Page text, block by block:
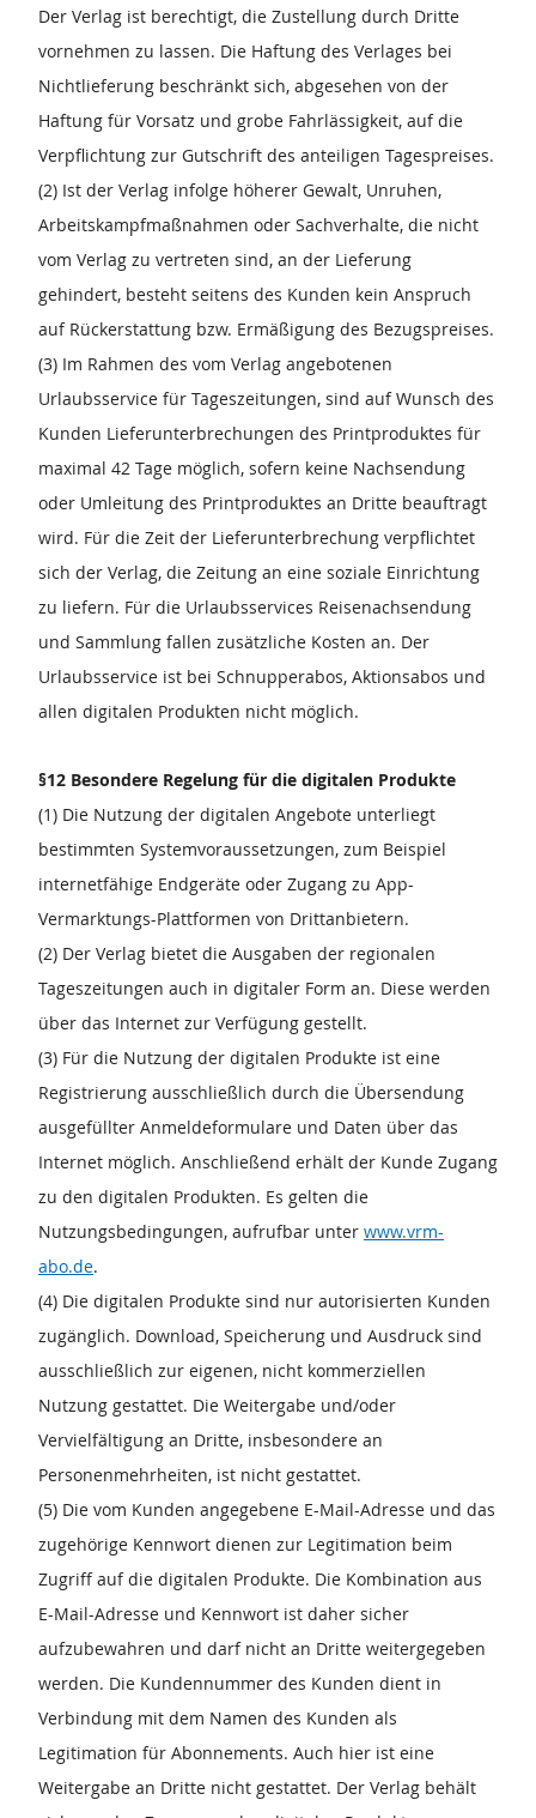
Der Verlag ist berechtigt, die Zustellung durch Dritte
vornehmen zu lassen. Die Haftung des Verlages bei
Nichtlieferung beschränkt sich, abgesehen von der
Haftung für Vorsatz und grobe Fahrlässigkeit, auf die
Verpflichtung zur Gutschrift des anteiligen Tagespreises.
(2) Ist der Verlag infolge höherer Gewalt, Unruhen,
Arbeitskampfmaßnahmen oder Sachverhalte, die nicht
vom Verlag zu vertreten sind, an der Lieferung
gehindert, besteht seitens des Kunden kein Anspruch
auf Rückerstattung bzw. Ermäßigung des Bezugspreises.
(3) Im Rahmen des vom Verlag angebotenen
Urlaubsservice für Tageszeitungen, sind auf Wunsch des
Kunden Lieferunterbrechungen des Printproduktes für
maximal 42 Tage möglich, sofern keine Nachsendung
oder Umleitung des Printproduktes an Dritte beauftragt
wird. Für die Zeit der Lieferunterbrechung verpflichtet
sich der Verlag, die Zeitung an eine soziale Einrichtung
zu liefern. Für die Urlaubsservices Reisenachsendung
und Sammlung fallen zusätzliche Kosten an. Der
Urlaubsservice ist bei Schnupperabos, Aktionsabos und
allen digitalen Produkten nicht möglich.
§12 Besondere Regelung für die digitalen Produkte
(1) Die Nutzung der digitalen Angebote unterliegt
bestimmten Systemvoraussetzungen, zum Beispiel
internetfähige Endgeräte oder Zugang zu App-
Vermarktungs-Plattformen von Drittanbietern.
(2) Der Verlag bietet die Ausgaben der regionalen
Tageszeitungen auch in digitaler Form an. Diese werden
über das Internet zur Verfügung gestellt.
(3) Für die Nutzung der digitalen Produkte ist eine
Registrierung ausschließlich durch die Übersendung
ausgefüllter Anmeldeformulare und Daten über das
Internet möglich. Anschließend erhält der Kunde Zugang
zu den digitalen Produkten. Es gelten die
Nutzungsbedingungen, aufrufbar unter www.vrm-
abo.de.
(4) Die digitalen Produkte sind nur autorisierten Kunden
zugänglich. Download, Speicherung und Ausdruck sind
ausschließlich zur eigenen, nicht kommerziellen
Nutzung gestattet. Die Weitergabe und/oder
Vervielfältigung an Dritte, insbesondere an
Personenmehrheiten, ist nicht gestattet.
(5) Die vom Kunden angegebene E-Mail-Adresse und das
zugehörige Kennwort dienen zur Legitimation beim
Zugriff auf die digitalen Produkte. Die Kombination aus
E-Mail-Adresse und Kennwort ist daher sicher
aufzubewahren und darf nicht an Dritte weitergegeben
werden. Die Kundennummer des Kunden dient in
Verbindung mit dem Namen des Kunden als
Legitimation für Abonnements. Auch hier ist eine
Weitergabe an Dritte nicht gestattet. Der Verlag behält